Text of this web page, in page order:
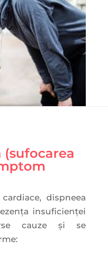
(sufocarea
dispneea
insuficienţei
cauze și se